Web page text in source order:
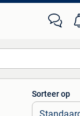
Alle afstanden…
Sorteer op